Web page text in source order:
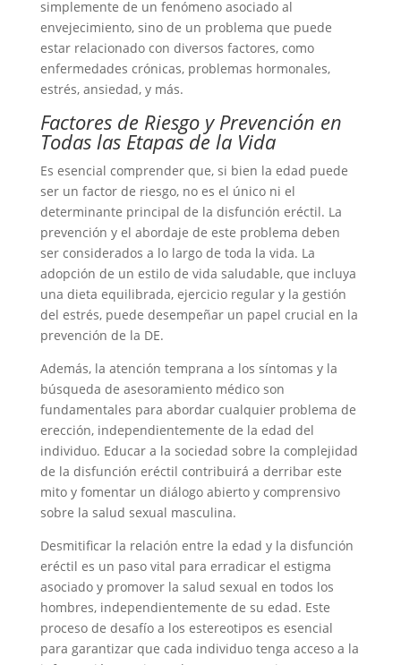
simplemente de un fenómeno asociado al
envejecimiento, sino de un problema que puede
estar relacionado con diversos factores, como
enfermedades crónicas, problemas hormonales,
estrés, ansiedad, y más.
Factores de Riesgo y Prevención en
Todas las Etapas de la Vida
Es esencial comprender que, si bien la edad puede
ser un factor de riesgo, no es el único ni el
determinante principal de la disfunción eréctil. La
prevención y el abordaje de este problema deben
ser considerados a lo largo de toda la vida. La
adopción de un estilo de vida saludable, que incluya
una dieta equilibrada, ejercicio regular y la gestión
del estrés, puede desempeñar un papel crucial en la
prevención de la DE.
Además, la atención temprana a los síntomas y la
búsqueda de asesoramiento médico son
fundamentales para abordar cualquier problema de
erección, independientemente de la edad del
individuo. Educar a la sociedad sobre la complejidad
de la disfunción eréctil contribuirá a derribar este
mito y fomentar un diálogo abierto y comprensivo
sobre la salud sexual masculina.
Desmitificar la relación entre la edad y la disfunción
eréctil es un paso vital para erradicar el estigma
asociado y promover la salud sexual en todos los
hombres, independientemente de su edad. Este
proceso de desafío a los estereotipos es esencial
para garantizar que cada individuo tenga acceso a la